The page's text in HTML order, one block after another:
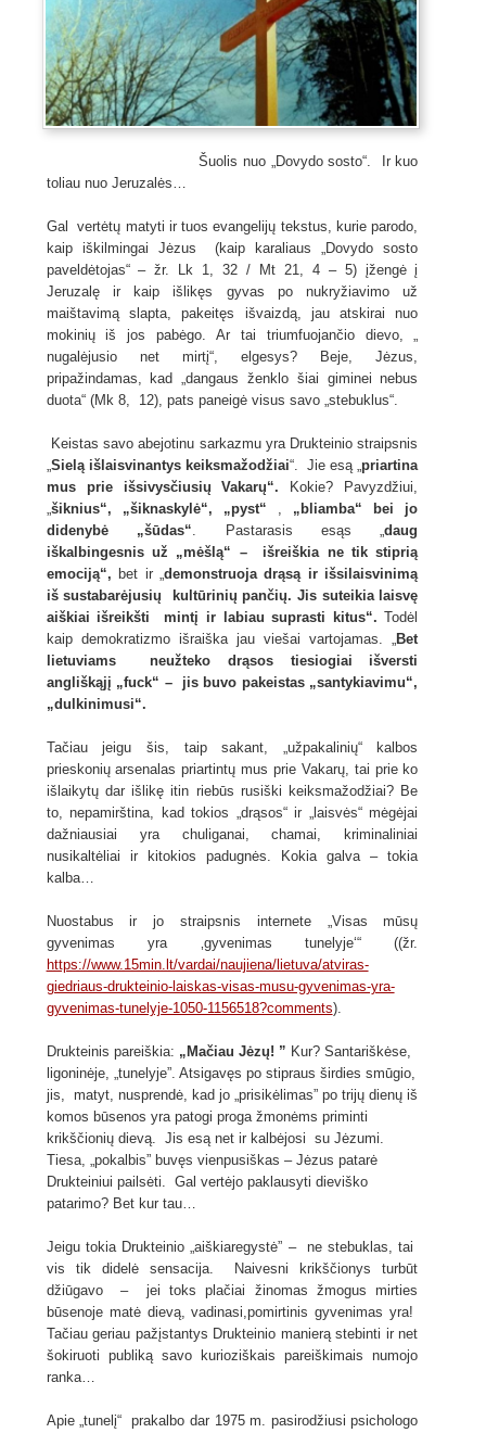
Šuolis nuo „Dovydo sosto“. Ir kuo
toliau nuo Jeruzalės…
Gal vertėtų matyti ir tuos evangelijų tekstus, kurie parodo,
kaip iškilmingai Jėzus (kaip karaliaus „Dovydo sosto
paveldėtojas“ – žr. Lk 1, 32 / Mt 21, 4 – 5) įžengė į
Jeruzalę ir kaip išlikęs gyvas po nukryžiavimo už
maištavimą slapta, pakeitęs išvaizdą, jau atskirai nuo
mokinių iš jos pabėgo. Ar tai triumfuojančio dievo, „
nugalėjusio net mirtį“, elgesys? Beje, Jėzus,
pripažindamas, kad „dangaus ženklo šiai giminei nebus
duota“ (Mk 8, 12), pats paneigė visus savo „stebuklus“.
Keistas savo abejotinu sarkazmu yra Drukteinio straipsnis
„Sielą išlaisvinantys keiksmažodžiai“. Jie esą „priartina
mus prie išsivysčiusių Vakarų“. Kokie? Pavyzdžiui,
„šiknius“, „šiknaskylė“, „pyst“ , „bliamba“ bei jo
didenybė „šūdas“. Pastarasis esąs „daug
iškalbingesnis už „mėšlą“ – išreiškia ne tik stiprią
emociją“, bet ir „demonstruoja drąsą ir išsilaisvinimą
iš sustabarėjusių kultūrinių pančių. Jis suteikia laisvę
aiškiai išreikšti mintį ir labiau suprasti kitus“. Todėl
kaip demokratizmo išraiška jau viešai vartojamas. „Bet
lietuviams neužteko drąsos tiesiogiai išversti
angliškąjį „fuck“ – jis buvo pakeistas „santykiavimu“,
„dulkinimusi“.
Tačiau jeigu šis, taip sakant, „užpakalinių“ kalbos
prieskonių arsenalas priartintų mus prie Vakarų, tai prie ko
išlaikytų dar išlikę itin riebūs rusiški keiksmažodžiai? Be
to, nepamirština, kad tokios „drąsos“ ir „laisvės“ mėgėjai
dažniausiai yra chuliganai, chamai, kriminaliniai
nusikaltėliai ir kitokios padugnės. Kokia galva – tokia
kalba…
Nuostabus ir jo straipsnis internete „Visas mūsų
gyvenimas yra ‚gyvenimas tunelyje‘“ ((žr.
https://www.15min.lt/vardai/naujiena/lietuva/atviras-
giedriaus-drukteinio-laiskas-visas-musu-gyvenimas-yra-
gyvenimas-tunelyje-1050-1156518?comments).
Drukteinis pareiškia: „Mačiau Jėzų! ” Kur? Santariškėse,
ligoninėje, „tunelyje”. Atsigavęs po stipraus širdies smūgio,
jis, matyt, nusprendė, kad jo „prisikėlimas” po trijų dienų iš
komos būsenos yra patogi proga žmonėms priminti
krikščionių dievą. Jis esą net ir kalbėjosi su Jėzumi.
Tiesa, „pokalbis” buvęs vienpusiškas – Jėzus patarė
Drukteiniui pailsėti. Gal vertėjo paklausyti dieviško
patarimo? Bet kur tau…
Jeigu tokia Drukteinio „aiškiaregystė” – ne stebuklas, tai
vis tik didelė sensacija. Naivesni krikščionys turbūt
džiūgavo – jei toks plačiai žinomas žmogus mirties
būsenoje matė dievą, vadinasi,pomirtinis gyvenimas yra!
Tačiau geriau pažįstantys Drukteinio manierą stebinti ir net
šokiruoti publiką savo kurioziškais pareiškimais numojo
ranka…
Apie „tunelį“ prakalbo dar 1975 m. pasirodžiusi psichologo